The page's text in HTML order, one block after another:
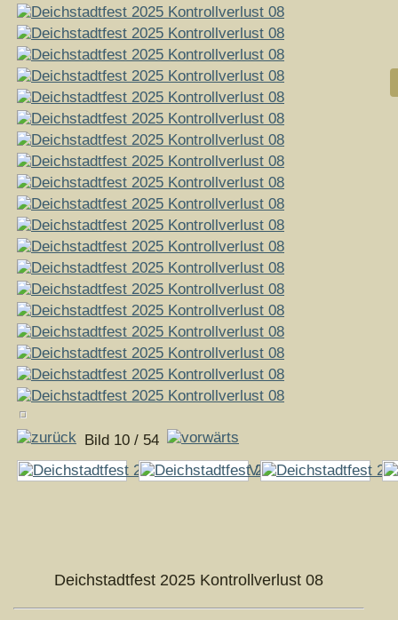
Bild 10 / 54
Deichstadtfest 2025 Kontrollverlust 08